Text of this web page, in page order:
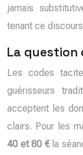
jamais
tenant ce
La question
Les codes
guérisseurs
acceptent les
clairs. Pour les
40 et 80 €la